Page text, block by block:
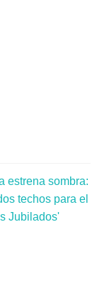
estrena sombra:
techos para el
Jubilados'